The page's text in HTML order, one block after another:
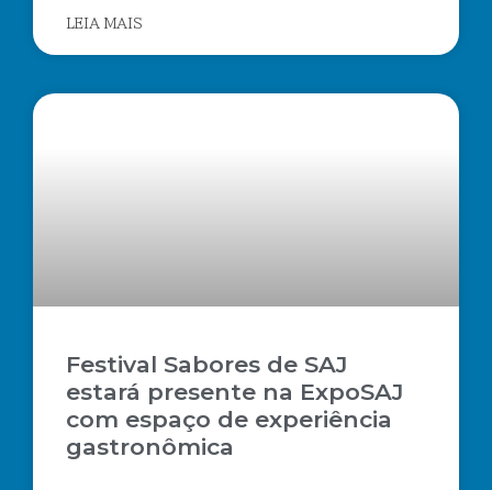
LEIA MAIS
Festival Sabores de SAJ
estará presente na ExpoSAJ
com espaço de experiência
gastronômica